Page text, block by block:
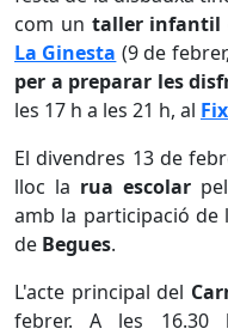
com un taller infantil
La Ginesta (9 de
per a preparar les
les 17 h a les 21 h, al
El divendres 13 de
lloc la rua escolar
amb la participació de
de Begues.
L'acte principal del
febrer. A les 16.30